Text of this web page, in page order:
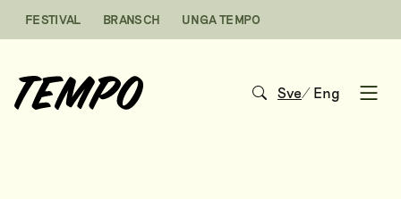
FESTIVAL BRANSCH UNGA TEMPO
Sve/ Eng